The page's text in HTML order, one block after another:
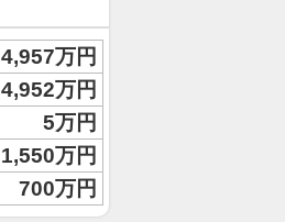
4,957万円
4,952万円
5万円
1,550万円
700万円